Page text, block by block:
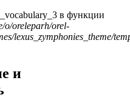
в функции
o/oreleparh/orel-
lexus_zymphonies_theme/
и